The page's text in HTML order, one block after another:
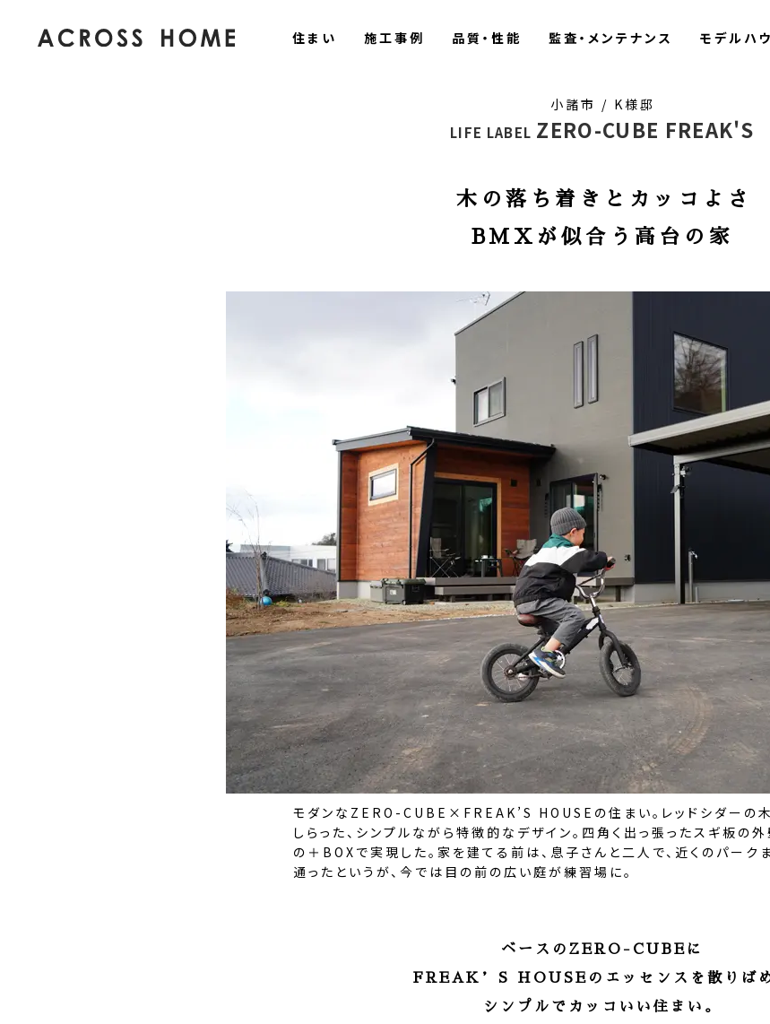
住まい 施工事例 品質・性能 監査・メンテナンス モデルハ
小諸市 / K様邸
LIFE LABEL ZERO-CUBE FREAK'S
木の落ち着きとカッコよさ
BMXが似合う高台の家
モダンなZERO-CUBE×FREAK’S HOUSEの住まい。レッドシダーの
しらった、シンプルながら特徴的なデザイン。四角く出っ張ったスギ板の
の＋BOXで実現した。家を建てる前は、息子さんと二人で、近くのパーク
通ったというが、今では目の前の広い庭が練習場に。
ベースのZERO-CUBEに
FREAK’S HOUSEのエッセンスを散りば
シンプルでカッコいい住まい。